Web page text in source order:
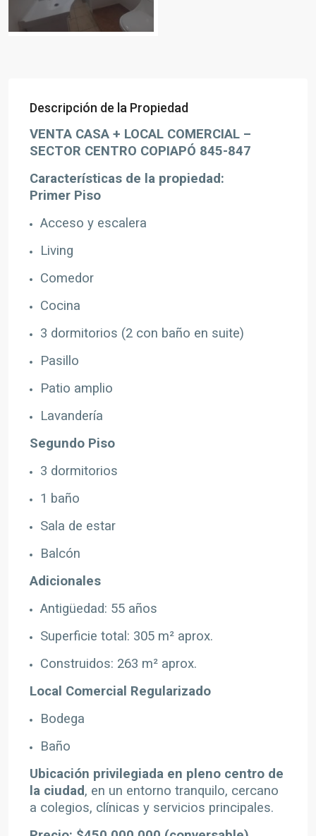
Descripción de la Propiedad
VENTA CASA + LOCAL COMERCIAL –
SECTOR CENTRO COPIAPÓ 845-847
Características de la propiedad:
Primer Piso
Acceso y escalera
Living
Comedor
Cocina
3 dormitorios (2 con baño en suite)
Pasillo
Patio amplio
Lavandería
Segundo Piso
3 dormitorios
1 baño
Sala de estar
Balcón
Adicionales
Antigüedad: 55 años
Superficie total: 305 m² aprox.
Construidos: 263 m² aprox.
Local Comercial Regularizado
Bodega
Baño
Ubicación privilegiada en pleno centro de
la ciudad, en un entorno tranquilo, cercano
a colegios, clínicas y servicios principales.